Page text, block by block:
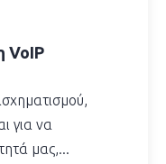
VoIP
για να
μας,...